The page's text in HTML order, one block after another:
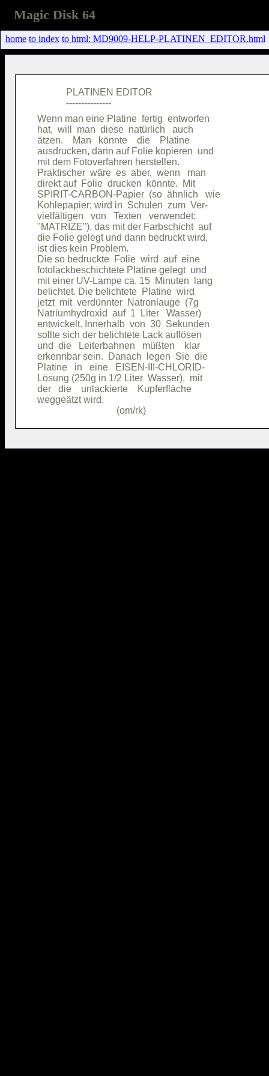
Magic Disk 64
home to index to html: MD9009-HELP-PLATINEN_EDITOR.html
            PLATINEN EDITOR
Wenn man eine Platine  fertig  entworfen
hat,  will  man  diese  natürlich   auch
ätzen.    Man   könnte    die    Platine
ausdrucken, dann auf Folie kopieren  und
mit dem Fotoverfahren herstellen.
Praktischer  wäre  es  aber,  wenn   man
direkt auf  Folie  drucken  könnte.  Mit
SPIRIT-CARBON-Papier  (so  ähnlich   wie
Kohlepapier; wird in  Schulen  zum  Ver-
vielfältigen   von   Texten   verwendet:
"MATRIZE"), das mit der Farbschicht  auf
die Folie gelegt und dann bedruckt wird,
ist dies kein Problem.
Die so bedruckte  Folie  wird  auf  eine
fotolackbeschichtete Platine gelegt  und
mit einer UV-Lampe ca. 15  Minuten  lang
belichtet. Die belichtete  Platine  wird
jetzt  mit  verdünnter  Natronlauge  (7g
Natriumhydroxid  auf  1  Liter   Wasser)
entwickelt. Innerhalb  von  30  Sekunden
sollte sich der belichtete Lack auflösen
und  die   Leiterbahnen   müßten    klar
erkennbar sein.  Danach  legen  Sie  die
Platine   in   eine   EISEN-III-CHLORID-
Lösung (250g in 1/2 Liter  Wasser),  mit
der   die    unlackierte    Kupferfläche
weggeätzt wird.